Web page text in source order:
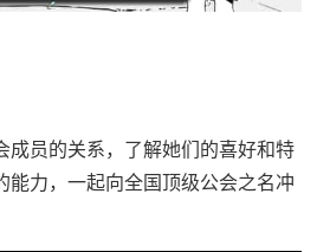
成员的关系，了解她们的喜好和特
能力，一起向全国顶级公会之名冲